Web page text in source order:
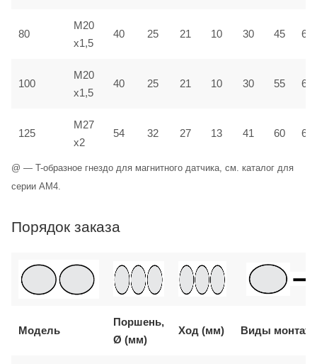
80
M20
x1,5
40 25 21 10 30 45 6,5
100
M20
x1,5
40 25 21 10 30 55 6,5
125
M27
x2
54 32 27 13 41 60 6,5
@ — T-образное гнездо для магнитного датчика, см. каталог для
серии AM4.
Порядок заказа
Модель
Поршень,
Ø (мм)
Ход (мм) Виды